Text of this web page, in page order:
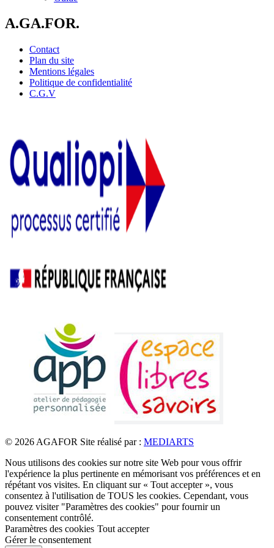
A.GA.FOR.
Contact
Plan du site
Mentions légales
Politique de confidentialité
C.G.V
© 2026 AGAFOR Site réalisé par : MEDIARTS
Nous utilisons des cookies sur notre site Web pour vous offrir
l'expérience la plus pertinente en mémorisant vos préférences et en
répétant vos visites. En cliquant sur « Tout accepter », vous
consentez à l'utilisation de TOUS les cookies. Cependant, vous
pouvez visiter "Paramètres des cookies" pour fournir un
consentement contrôlé.
Paramètres des cookies Tout accepter
Gérer le consentement